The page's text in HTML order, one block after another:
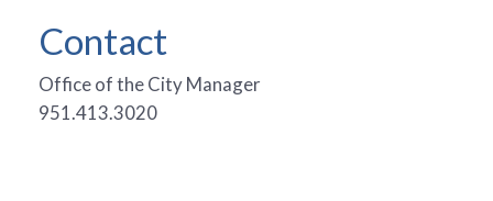
Contact
Office of the City Manager
951.413.3020